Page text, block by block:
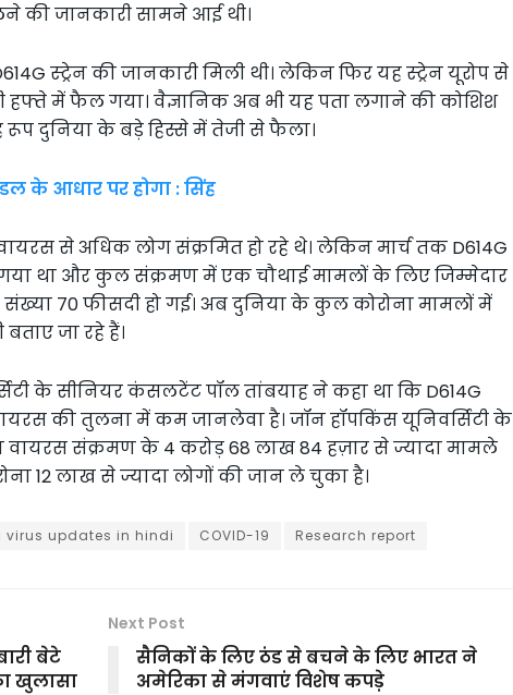
की जानकारी सामने आई थी।
स्ट्रेन की जानकारी मिली थी। लेकिन फिर यह स्ट्रेन यूरोप से
हफ्ते में फैल गया। वैज्ञानिक अब भी यह पता लगाने की कोशिश
रूप दुनिया के बड़े हिस्से में तेजी से फैला।
के आधार पर होगा : सिंह
से अधिक लोग संक्रमित हो रहे थे। लेकिन मार्च तक D614G
गया था और कुल संक्रमण में एक चौथाई मामलों के लिए जिम्मेदार
70 फीसदी हो गई। अब दुनिया के कुल कोरोना मामलों में
जा रहे हैं।
के सीनियर कंसलटेंट पॉल तांबयाह ने कहा था कि D614G
की तुलना में कम जानलेवा है। जॉन हॉपकिंस यूनिवर्सिटी के
संक्रमण के 4 करोड़ 68 लाख 84 हज़ार से ज्यादा मामले
12 लाख से ज्यादा लोगों की जान ले चुका है।
virus updates in hindi COVID-19 Research report
बेटे
खुलासा
Next Post
सैनिकों के लिए ठंड से बचने के लिए भारत ने
अमेरिका से मंगवाएं विशेष कपड़े